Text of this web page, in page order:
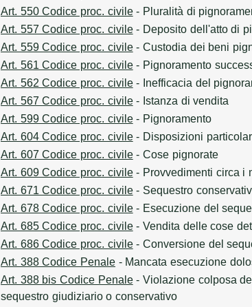
Art. 550 Codice proc. civile- Pluralità di
Art. 557 Codice proc. civile- Deposito dell'atto di
Art. 559 Codice proc. civile- Custodia dei beni
Art. 561 Codice proc. civile- Pignoramento
Art. 562 Codice proc. civile- Inefficacia del
Art. 567 Codice proc. civile- Istanza di vendita
Art. 599 Codice proc. civile- Pignoramento
Art. 604 Codice proc. civile- Disposizioni
Art. 607 Codice proc. civile- Cose pignorate
Art. 609 Codice proc. civile- Provvedimenti circa i
Art. 671 Codice proc. civile- Sequestro
Art. 678 Codice proc. civile- Esecuzione del
Art. 685 Codice proc. civile- Vendita delle cose
Art. 686 Codice proc. civile- Conversione del
Art. 388 Codice Penale - Mancata esecuzione
Art. 388 bis Codice Penale- Violazione colposa
sequestro giudiziario o conservativo